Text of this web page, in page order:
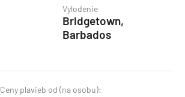
Vylodenie
Bridgetown,
Barbados
Ceny plavieb od (na osobu):